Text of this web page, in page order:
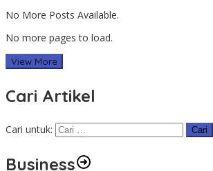
No More Posts Available.
No more pages to load.
View More
Cari Artikel
Cari untuk:
Business